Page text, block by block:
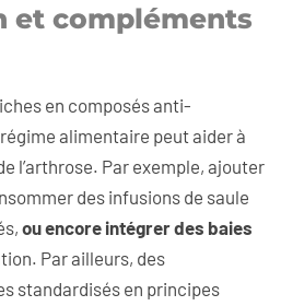
et compléments
en composés anti-
alimentaire peut aider à
l’arthrose. Par exemple, ajouter
des infusions de saule
ou encore intégrer des baies
Par ailleurs, des
standardisés en principes